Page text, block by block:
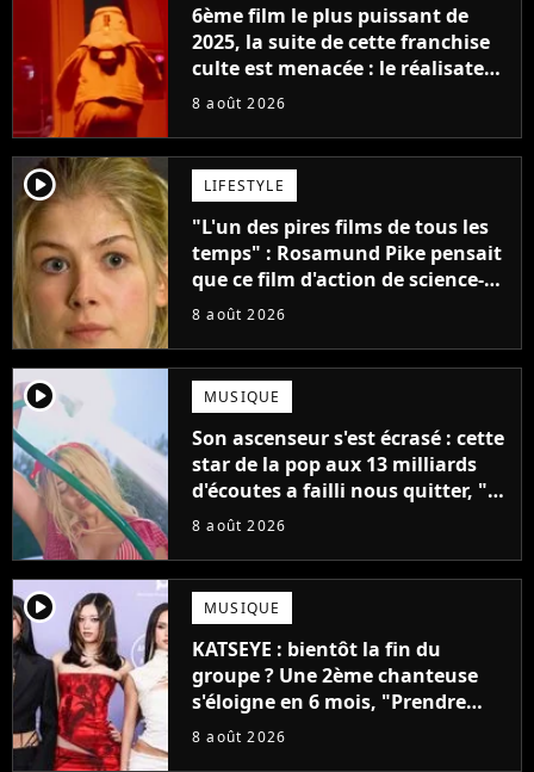
6ème film le plus puissant de
2025, la suite de cette franchise
culte est menacée : le réalisateur
claque la porte pour "différends
8 août 2026
player2 LIFESTYLE
"L'un des pires films de tous les
temps" : Rosamund Pike pensait
que ce film d'action de science-
fiction avec Dwayne Johnson
8 août 2026
player2 MUSIQUE
Son ascenseur s'est écrasé : cette
star de la pop aux 13 milliards
d'écoutes a failli nous quitter, "Je
pensais ne plus jamais chanter"
8 août 2026
player2 MUSIQUE
KATSEYE : bientôt la fin du
groupe ? Une 2ème chanteuse
s'éloigne en 6 mois, "Prendre
cette décision n’a pas été facile"
8 août 2026